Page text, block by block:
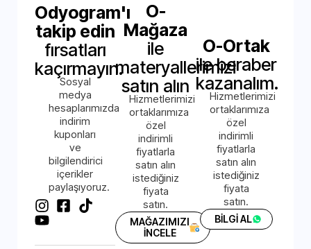
Odyogram'ı
takip edin
fırsatları
kaçırmayın.
Sosyal
medya
hesaplarımızda
indirim
kuponları
ve
bilgilendirici
içerikler
paylaşıyoruz.
O-
Mağaza
ile
materyallerimizi
satın alın
Hizmetlerimizi
ortaklarımıza
özel
indirimli
fiyatlarla
satın alın
istediğiniz
fiyata
satın.
MAĞAZIMIZI
İNCELE
O-Ortak
ile beraber
kazanalım.
Hizmetlerimizi
ortaklarımıza
özel
indirimli
fiyatlarla
satın alın
istediğiniz
fiyata
satın.
BİLGİ AL